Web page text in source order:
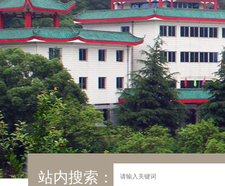
站内搜索：